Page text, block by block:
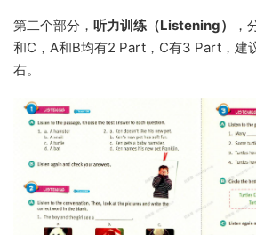
第二个部分， 听力训练（Listening）
，
和C，A和B均有2 Part，C有3 Part，建
右。